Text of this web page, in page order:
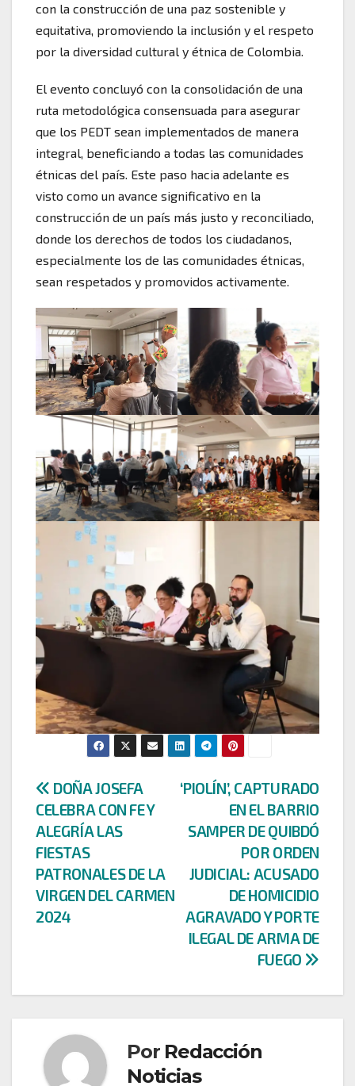
con la construcción de una paz sostenible y
equitativa, promoviendo la inclusión y el respeto
por la diversidad cultural y étnica de Colombia.
El evento concluyó con la consolidación de una
ruta metodológica consensuada para asegurar
que los PEDT sean implementados de manera
integral, beneficiando a todas las comunidades
étnicas del país. Este paso hacia adelante es
visto como un avance significativo en la
construcción de un país más justo y reconciliado,
donde los derechos de todos los ciudadanos,
especialmente los de las comunidades étnicas,
sean respetados y promovidos activamente.
Navegación
de
entradas
‘PIOLÍN’, CAPTURADO
EN EL BARRIO
SAMPER DE QUIBDÓ
POR ORDEN
JUDICIAL: ACUSADO
DE HOMICIDIO
AGRAVADO Y PORTE
ILEGAL DE ARMA DE
FUEGO
DOÑA JOSEFA
CELEBRA CON FE Y
ALEGRÍA LAS
FIESTAS
PATRONALES DE LA
VIRGEN DEL CARMEN
2024
Por Redacción
Noticias